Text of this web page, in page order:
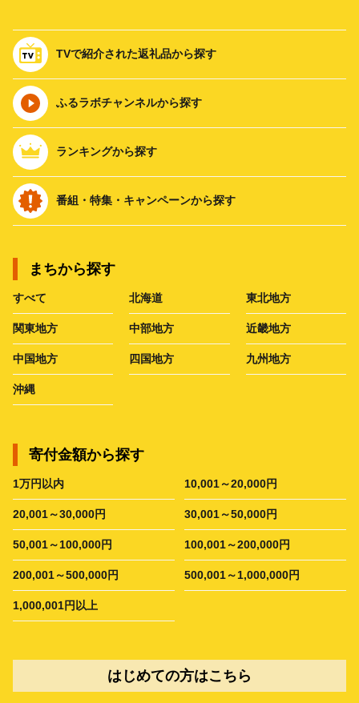
TVで紹介された返礼品から探す
ふるラボチャンネルから探す
ランキングから探す
番組・特集・キャンペーンから探す
まちから探す
すべて 北海道 東北地方
関東地方 中部地方 近畿地方
中国地方 四国地方 九州地方
沖縄
寄付金額から探す
1万円以内 10,001～20,000円
20,001～30,000円 30,001～50,000円
50,001～100,000円 100,001～200,000円
200,001～500,000円 500,001～1,000,000円
1,000,001円以上
はじめての方はこちら